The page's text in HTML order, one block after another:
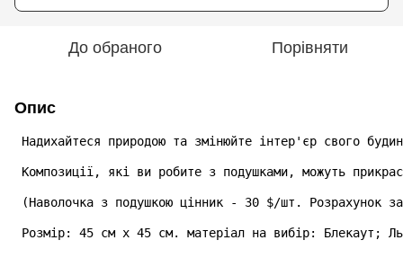
До обраного Порівняти
Опис
Надихайтеся природою та змінюйте інтер'єр свого
Композиції, які ви робите з подушками, можуть
(Наволочка з подушкою цінник - 30 $/шт. Розрахунок
Розмір: 45 см х 45 см. матеріал на вибір: Блекаут;